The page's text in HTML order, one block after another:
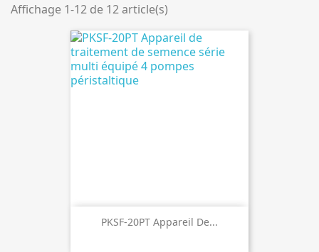
Affichage 1-12 de 12 article(s)
PKSF-20PT Appareil De...